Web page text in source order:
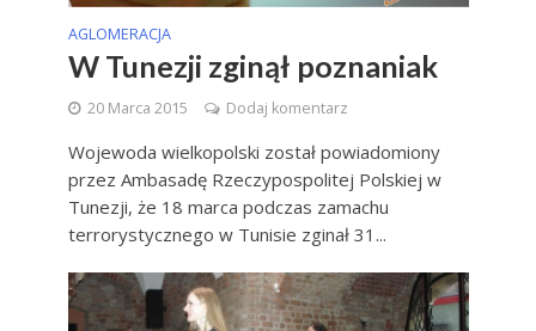
AGLOMERACJA
W Tunezji zginął poznaniak
20 Marca 2015 Dodaj komentarz
Wojewoda wielkopolski został powiadomiony
przez Ambasadę Rzeczypospolitej Polskiej w
Tunezji, że 18 marca podczas zamachu
terrorystycznego w Tunisie zginał 31...